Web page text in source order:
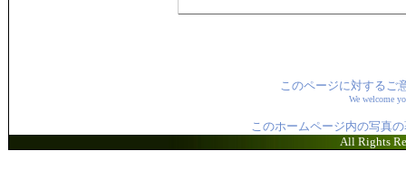
このページに対するご
We welcome
このホームページ内の写真
All Rights